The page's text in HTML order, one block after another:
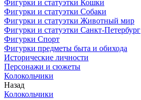
Фигурки и статуэтки Кошки
Фигурки и статуэтки Собаки
Фигурки и статуэтки Животный мир
Фигурки и статуэтки Санкт-Петербург
Фигурки Спорт
Фигурки предметы быта и обихода
Исторические личности
Персонажи и сюжеты
Колокольчики
Назад
Колокольчики